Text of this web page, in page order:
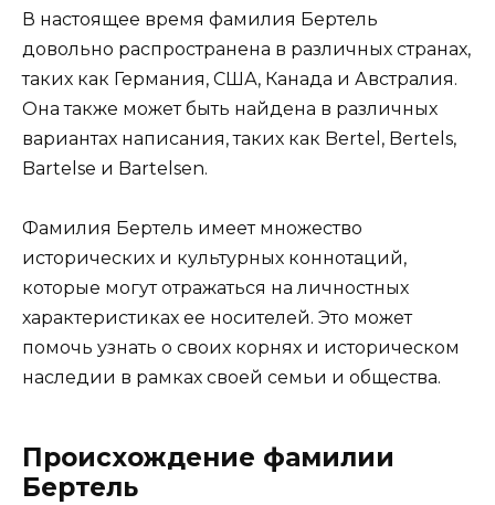
В настоящее время фамилия Бертель
довольно распространена в различных странах,
таких как Германия, США, Канада и Австралия.
Она также может быть найдена в различных
вариантах написания, таких как Bertel, Bertels,
Bartelse и Bartelsen.
Фамилия Бертель имеет множество
исторических и культурных коннотаций,
которые могут отражаться на личностных
характеристиках ее носителей. Это может
помочь узнать о своих корнях и историческом
наследии в рамках своей семьи и общества.
Происхождение фамилии
Бертель